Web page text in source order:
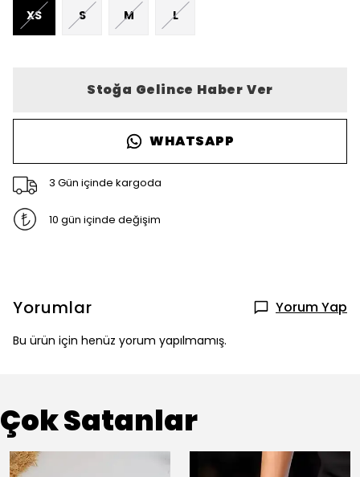
XS S M L
Stoğa Gelince Haber Ver
WHATSAPP
3 Gün içinde kargoda
10 gün içinde değişim
Yorumlar Yorum Yap
Bu ürün için henüz yorum yapılmamış.
Çok Satanlar